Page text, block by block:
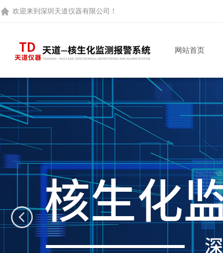
欢迎来到 深圳天道仪器有限公司 ！
网站首页